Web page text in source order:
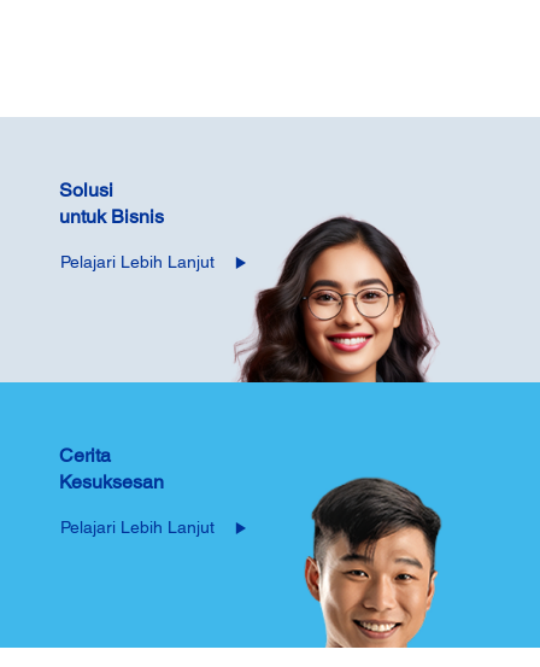
Solusi
untuk Bisnis
Pelajari Lebih Lanjut
Cerita
Kesuksesan
Pelajari Lebih Lanjut